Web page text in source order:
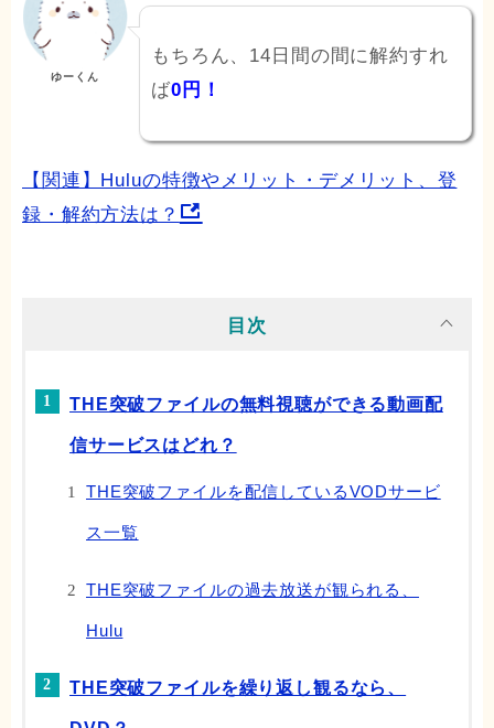
ゆーくん
もちろん、14日間の間に解約すれ
ば0円！
【関連】Huluの特徴やメリット・デメリット、登
録・解約方法は？
目次
THE突破ファイルの無料視聴ができる動画配
信サービスはどれ？
THE突破ファイルを配信しているVODサービ
ス一覧
THE突破ファイルの過去放送が観られる、
Hulu
THE突破ファイルを繰り返し観るなら、